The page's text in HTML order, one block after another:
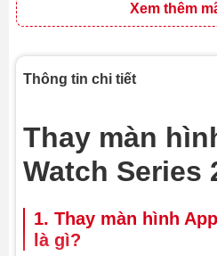
Xem thêm
Thông tin chi tiết
Thay màn
Watch Series
1. Thay màn hình
là gì?